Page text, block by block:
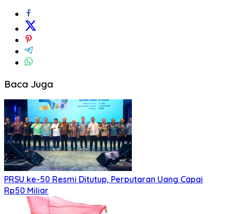
Baca Juga
PRSU ke-50 Resmi Ditutup, Perputaran Uang Capai
Rp50 Miliar